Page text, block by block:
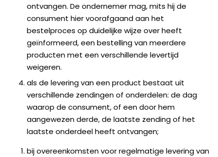
ontvangen. De ondernemer mag, mits hij de
consument hier voorafgaand aan het
bestelproces op duidelijke wijze over heeft
geïnformeerd, een bestelling van meerdere
producten met een verschillende levertijd
weigeren.
als de levering van een product bestaat uit
verschillende zendingen of onderdelen: de dag
waarop de consument, of een door hem
aangewezen derde, de laatste zending of het
laatste onderdeel heeft ontvangen;
bij overeenkomsten voor regelmatige levering van